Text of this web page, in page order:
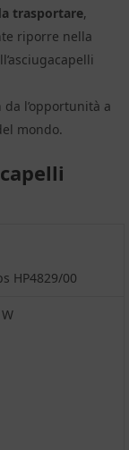
trasportare,
riporre nella
l’opportunità a
mondo.
HP4829/00